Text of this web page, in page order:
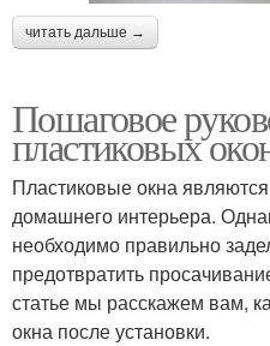
читать дальше →
Пошаговое
пластиковых
Пластиковые окна
домашнего интерьера.
необходимо правильно
предотвратить
статье мы расскажем вам,
окна после установки.